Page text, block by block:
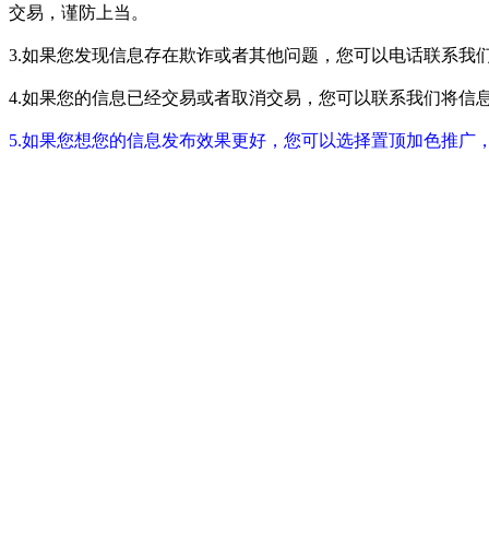
交易，谨防上当。
3.如果您发现信息存在欺诈或者其他问题，您可以电话联系我
4.如果您的信息已经交易或者取消交易，您可以联系我们将信
5.如果您想您的信息发布效果更好，您可以选择置顶加色推广